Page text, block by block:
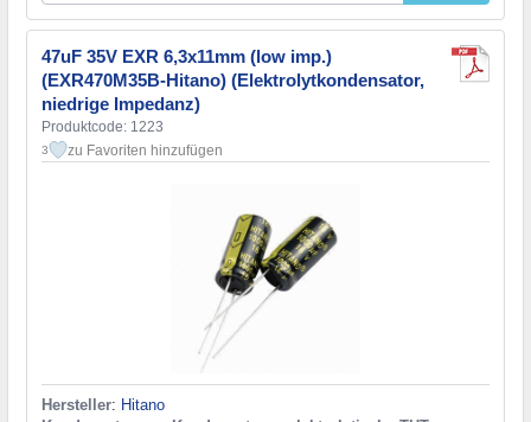
47uF 35V EXR 6,3x11mm (low imp.)
(EXR470M35B-Hitano) (Elektrolytkondensator,
niedrige Impedanz)
Produktcode: 1223
3 zu Favoriten hinzufügen
Hersteller: Hitano